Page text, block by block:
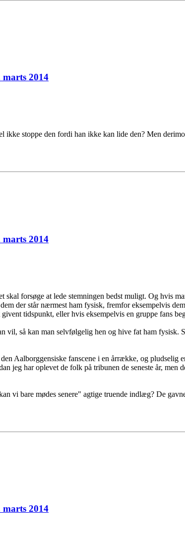
2014
ikke stoppe den fordi han ikke kan lide den? Men
2014
forsøge at lede stemningen bedst muligt. Og hvis
der står nærmest ham fysisk, fremfor eksempelvis
tidspunkt, eller hvis eksempelvis en gruppe fans
vil, så kan man selvfølgelig hen og hive fat ham fysisk.
Aalborggensiske fanscene i en årrække, og
jeg har oplevet de folk på tribunen de seneste år, men
vi bare mødes senere" agtige truende indlæg? De
2014